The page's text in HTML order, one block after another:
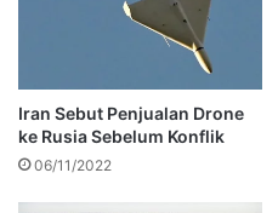
Iran Sebut Penjualan Drone
ke Rusia Sebelum Konflik
06/11/2022